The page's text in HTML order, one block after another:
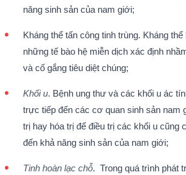
năng sinh sản của nam giới;
Kháng thể tấn công tinh trùng. Kháng
những tế bào hệ miễn dịch xác định
và cố gắng tiêu diệt chúng;
Khối u. Bệnh ung thư và các khối u ác
trực tiếp đến các cơ quan sinh sản nam
trị hay hóa trị để điều trị các khối u cũng
đến khả năng sinh sản của nam giới;
Tinh hoàn lạc chỗ. Trong quá trình phát